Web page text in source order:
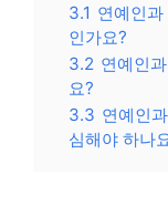
3.1 연예인
인가요?
3.2 연예인
요?
3.3 연예인
심해야 하나